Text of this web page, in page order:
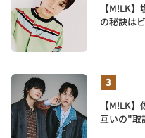
【M!LK
の秘訣は
【M!LK
互いの"取